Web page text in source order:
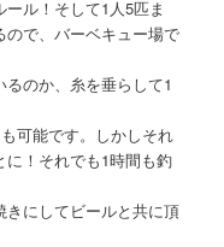
ル！そして1人5匹ま
で、バーベキュー場で
のか、糸を垂らして1
可能です。しかしそれ
に！それでも1時間も釣
きにしてビールと共に頂